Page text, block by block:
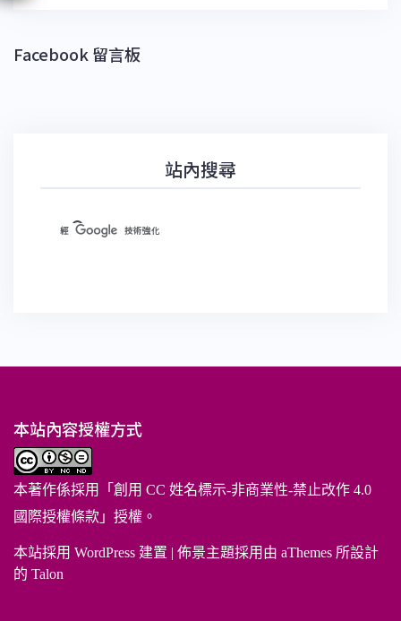
Facebook 留言板
站內搜尋
本站內容授權方式
本著作係採用「 創用 CC 姓名標示-非商業性-禁止改作 4.0
國際授權條款 」授權。
本站採用 WordPress 建置 | 佈景主題採用由 aThemes 所設計
的 Talon